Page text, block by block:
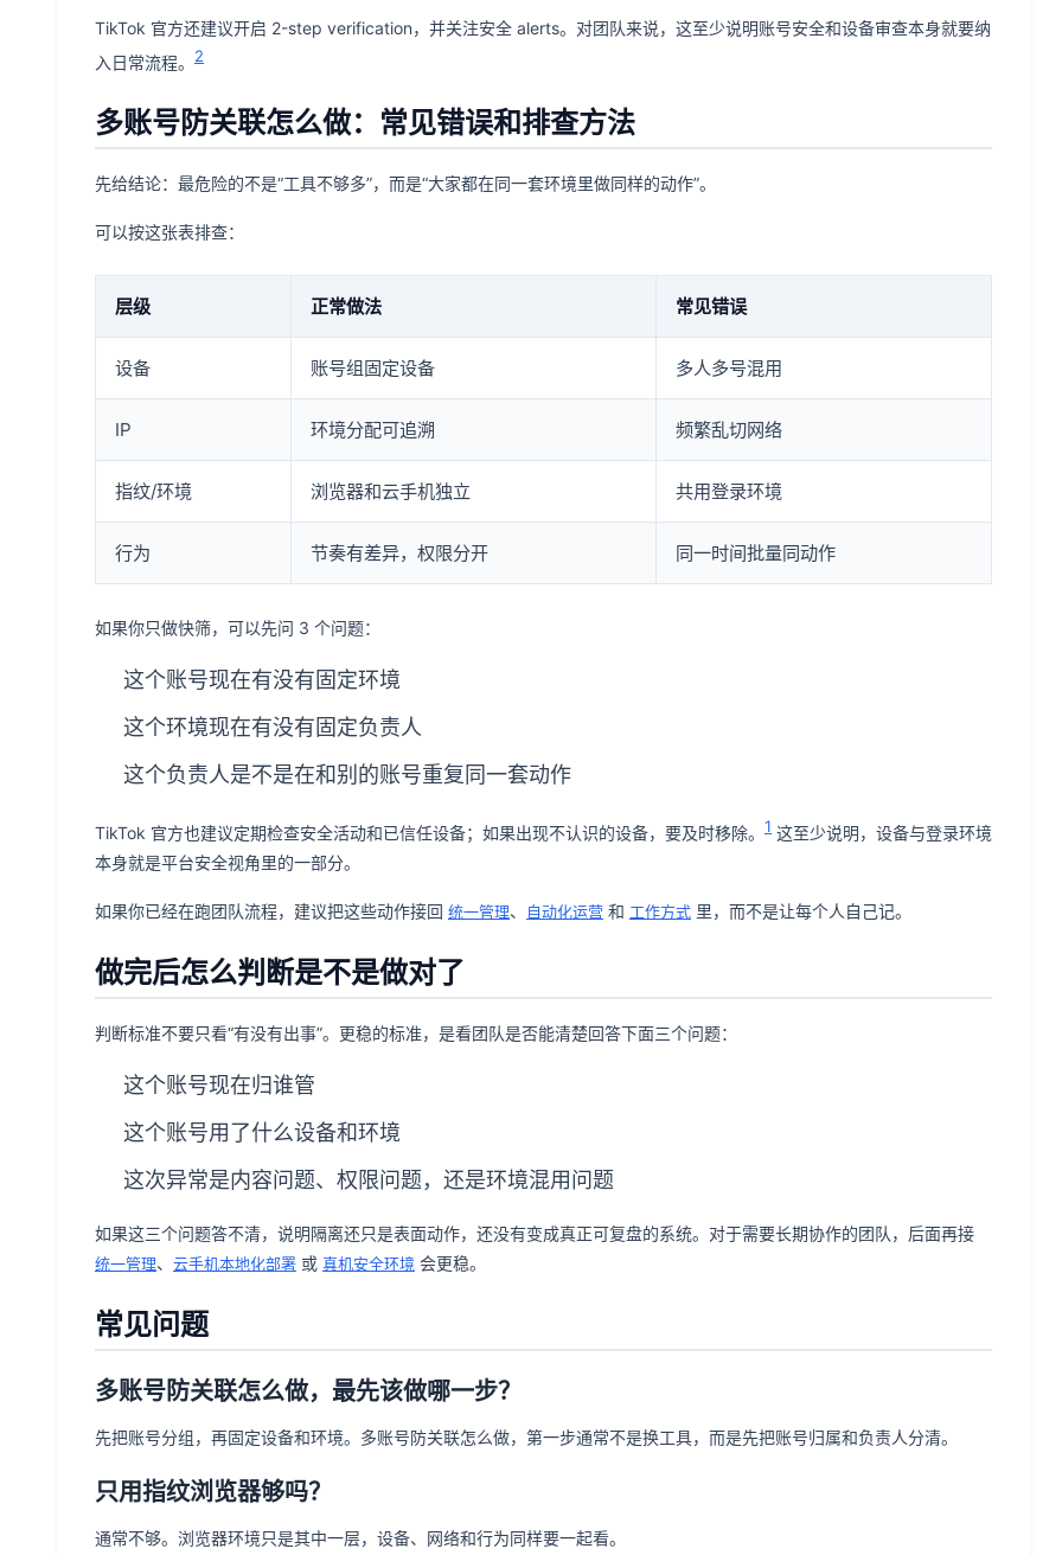
TikTok 官方还建议开启 2-step verification，并关注安全 alerts。对团队来说，这至少说明账号安全和设备审查本身就要纳
入日常流程。 2
多账号防关联怎么做：常见错误和排查方法
先给结论：最危险的不是“工具不够多”，而是“大家都在同一套环境里做同样的动作”。
可以按这张表排查：
层级 正常做法 常见错误
设备 账号组固定设备 多人多号混用
IP 环境分配可追溯 频繁乱切网络
指纹/环境 浏览器和云手机独立 共用登录环境
行为 节奏有差异，权限分开 同一时间批量同动作
如果你只做快筛，可以先问 3 个问题：
这个账号现在有没有固定环境
这个环境现在有没有固定负责人
这个负责人是不是在和别的账号重复同一套动作
TikTok 官方也建议定期检查安全活动和已信任设备；如果出现不认识的设备，要及时移除。 1 这至少说明，设备与登录环境
本身就是平台安全视角里的一部分。
如果你已经在跑团队流程，建议把这些动作接回 统一管理、 自动化运营 和 工作方式 里，而不是让每个人自己记。
做完后怎么判断是不是做对了
判断标准不要只看“有没有出事”。更稳的标准，是看团队是否能清楚回答下面三个问题：
这个账号现在归谁管
这个账号用了什么设备和环境
这次异常是内容问题、权限问题，还是环境混用问题
如果这三个问题答不清，说明隔离还只是表面动作，还没有变成真正可复盘的系统。对于需要长期协作的团队，后面再接
统一管理、 云手机本地化部署 或 真机安全环境 会更稳。
常见问题
多账号防关联怎么做，最先该做哪一步？
先把账号分组，再固定设备和环境。多账号防关联怎么做，第一步通常不是换工具，而是先把账号归属和负责人分清。
只用指纹浏览器够吗？
通常不够。浏览器环境只是其中一层，设备、网络和行为同样要一起看。